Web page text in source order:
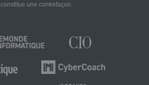
constitue une contrefaçon.